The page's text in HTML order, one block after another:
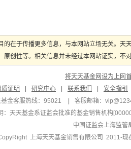
的在于传播更多信息，与本网站立场无关。
原创性等。相关信息并未经过本网站证实，
将天天基金网设为上网
质证明 研究中心 联系我们
安全指引
金客服热线：95021
客服邮箱：
天天基金系证监会批准的基金销售机构
中国证监会上海监管
上海天天基金销售有限公司 2011-